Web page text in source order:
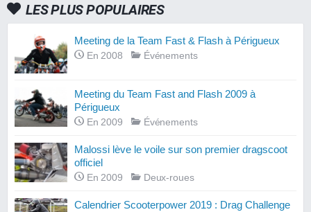
LES PLUS POPULAIRES
Meeting de la Team Fast & Flash à Périgueux
En 2008 Événements
Meeting du Team Fast and Flash 2009 à
Périgueux
En 2009 Événements
Malossi lève le voile sur son premier dragscoot
officiel
En 2009 Deux-roues
Calendrier Scooterpower 2019 : Drag Challenge